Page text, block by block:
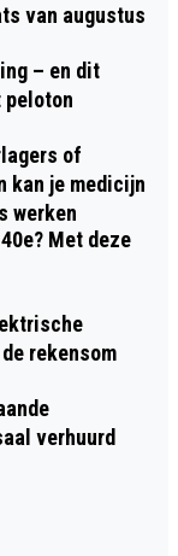
van augustus
– en dit
peloton
of
kan je medicijn
werken
Met deze
rekensom
verhuurd